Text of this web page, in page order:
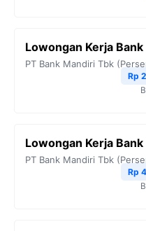
Lowongan Kerja
PT Bank Mandiri Tbk
Rp
Lowongan Kerja
PT Bank Mandiri Tbk
Rp